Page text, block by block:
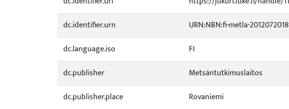
dc.identifier.urn
URN:NBN:fi-metla-
dc.language.iso
FI
dc.publisher
Metsäntutkimuslaitos
dc.publisher.place
Rovaniemi